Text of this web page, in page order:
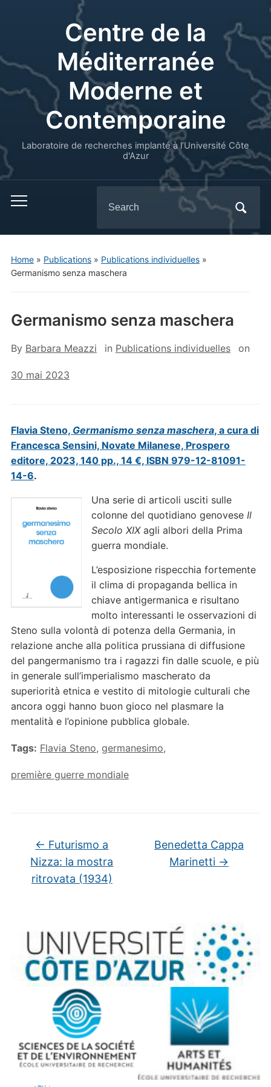
Centre de la
Méditerranée
Moderne et
Contemporaine
Laboratoire de recherches implanté à l’Université Côte
d'Azur
for:
Home» Publications» Publications individuelles»
Germanismo senza maschera
Germanismo senza maschera
By Barbara Meazzi in Publications individuelles on
30 mai 2023
Flavia Steno, Germanismo senza maschera, a cura di
Francesca Sensini, Novate Milanese, Prospero
editore, 2023, 140 pp., 14 €, ISBN 979-12-81091-
14-6.
Una serie di articoli usciti sulle
colonne del quotidiano genovese Il
Secolo XIXagli albori della Prima
guerra mondiale.
L’esposizione rispecchia fortemente
il clima di propaganda bellica in
chiave antigermanica e risultano
molto interessanti le osservazioni di
Steno sulla volontà di potenza della Germania, in
relazione anche alla politica prussiana di diffusione
del pangermanismo tra i ragazzi fin dalle scuole, e più
in generale sull’imperialismo mascherato da
superiorità etnica e vestito di mitologie culturali che
ancora oggi hanno buon gioco nel plasmare la
mentalità e l’opinione pubblica globale.
Tags: Flavia Steno, germanesimo,
première guerre mondiale
← Futurismo a
Nizza: la mostra
ritrovata (1934)
Benedetta Cappa
Marinetti →